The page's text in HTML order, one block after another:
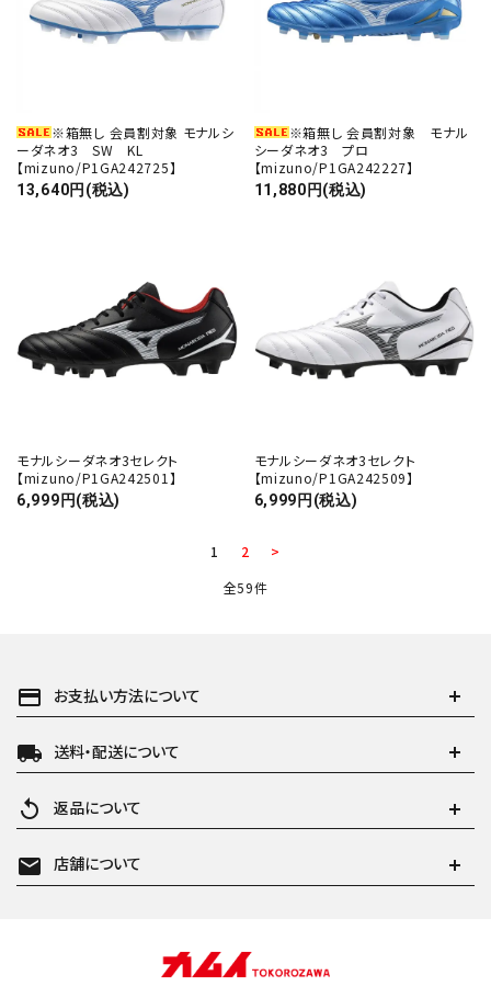
※箱無し 会員割対象 モナルシ
ーダネオ3 SW KL
【mizuno/P1GA242725】
13,640円(税込)
※箱無し 会員割対象 モナル
シーダネオ3 プロ
【mizuno/P1GA242227】
11,880円(税込)
モナルシーダネオ3セレクト
【mizuno/P1GA242501】
6,999円(税込)
モナルシーダネオ3セレクト
【mizuno/P1GA242509】
6,999円(税込)
1 2
>
全59件
payment お支払い方法について
local_shipping 送料・配送について
replay 返品について
mail 店舗について